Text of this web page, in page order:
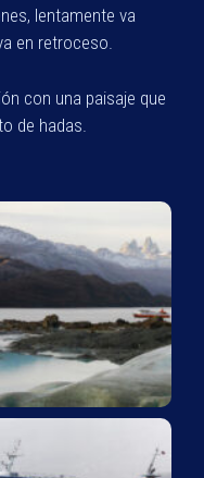
lentamente va
en retroceso.
con una paisaje que
de hadas.